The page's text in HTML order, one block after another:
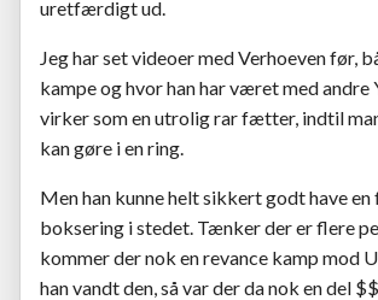
uretfærdigt ud.
Jeg har set videoer med Verhoeven før,
kampe og hvor han har været med andre
virker som en utrolig rar fætter, indtil
kan gøre i en ring.
Men han kunne helt sikkert godt have
boksering i stedet. Tænker der er flere
kommer der nok en revance kamp mod
han vandt den, så var der da nok en del